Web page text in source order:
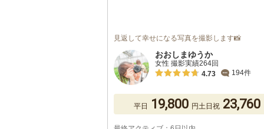
見返して幸せになる写真を撮影します📸
おおしまゆうか
女性 撮影実績264回
4.73
194件
平日 19,800 円土日祝 23,760